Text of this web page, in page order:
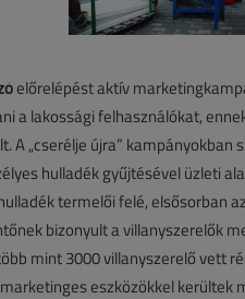
előrelépést aktív
a lakossági felhasználókat,
A „cserélje újra”
hulladék gyűjtésével üzleti
termelői felé, elsősorban
bizonyult a villanyszerelők
mint 3000 villanyszerelő vett
eszközökkel kerültek